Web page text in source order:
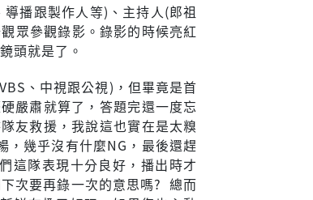
播跟製作人等)、主持人(郎祖
眾參觀錄影。錄影的時候亮紅
頭就是了。
、中視跟公視)，但畢竟是首
嚴肅就算了，答題完還一度忘
友救援，我說這也實在是太糗
，幾乎沒有什麼NG，最後還趕
這隊表現十分良好，播出時才
次要再錄一次的意思嗎? 總而